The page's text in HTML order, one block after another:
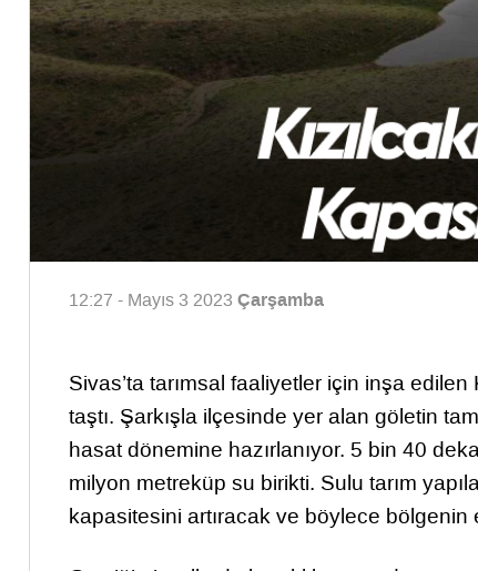
12:27 - Mayıs 3 2023 Çarşamba
Sivas’ta tarımsal faaliyetler için inşa
taştı. Şarkışla ilçesinde yer alan göletin
hasat dönemine hazırlanıyor. 5 bin 40
milyon metreküp su birikti. Sulu tarım
kapasitesini artıracak ve böylece